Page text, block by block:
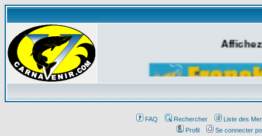
FAQ Rechercher
Liste des
Profil
Se connecter